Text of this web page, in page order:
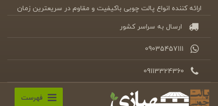
ارائه کننده انواع پالت چوبی باکیفیت و مقاوم در سریعترین زمان
ارسال به سراسر کشور
09035457111
09113324360
فهرست